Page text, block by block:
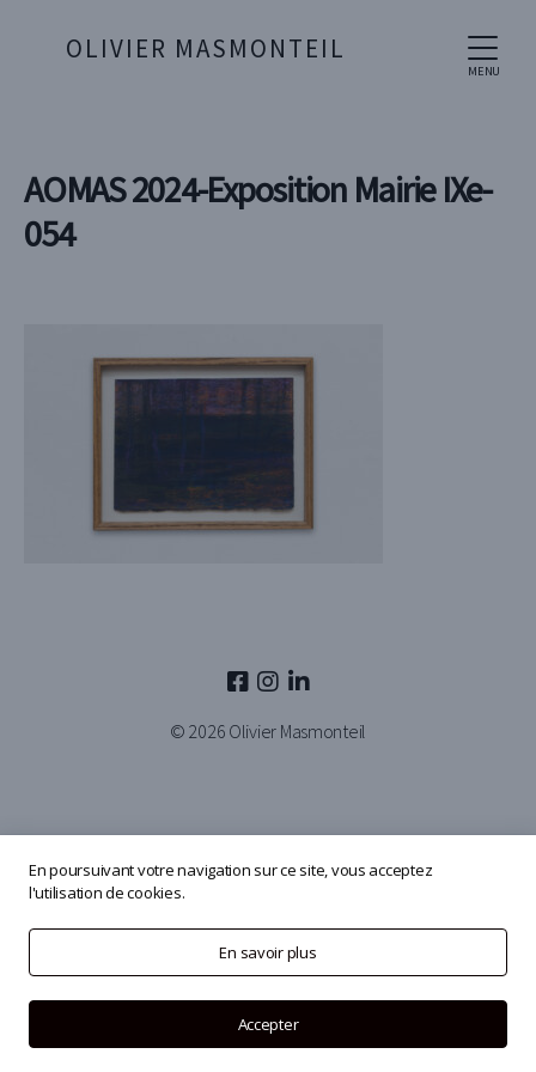
MENU
OLIVIER MASMONTEIL
AOMAS 2024-Exposition Mairie IXe-
054
© 2026 Olivier Masmonteil
En poursuivant votre navigation sur ce site, vous acceptez
l'utilisation de cookies.
En savoir plus
Accepter